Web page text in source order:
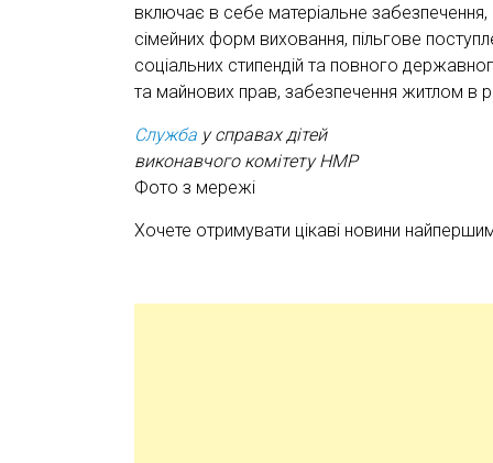
включає в себе матеріальне забезпечення,
сімейних форм виховання, пільгове
соціальних стипендій та повного
та майнових прав, забезпечення житлом в
Служба у справах дітей
виконавчого комітету НМР
Фото з мережі
Хочете отримувати цікаві новини